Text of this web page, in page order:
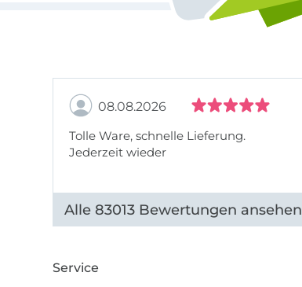
08.08.2026
Tolle Ware, schnelle Lieferung.
Jederzeit wieder
Alle 83013 Bewertungen ansehen
Service